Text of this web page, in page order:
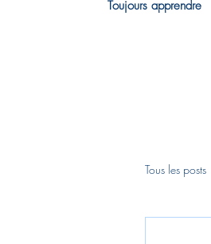
Toujours apprendre
Tous les posts